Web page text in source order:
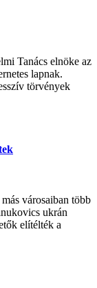
Tanács elnöke az
lapnak.
törvények
városaiban több
ukrán
elítélték a